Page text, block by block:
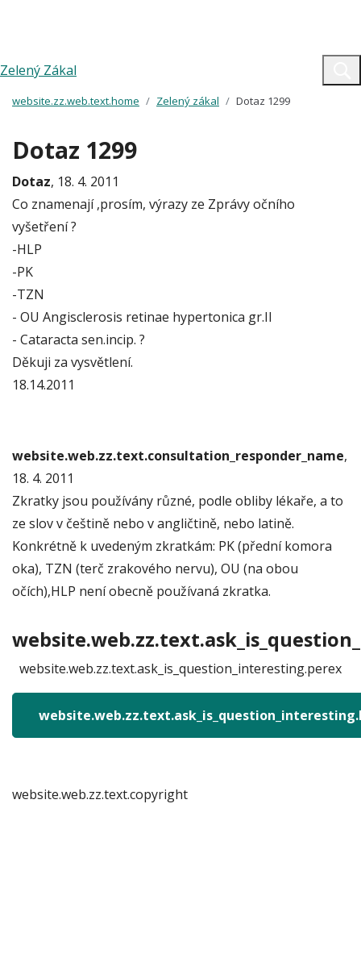
Zelený Zákal
website.zz.web.text.home Zelený zákal Dotaz 1299
Dotaz 1299
Dotaz, 18. 4. 2011
Co znamenají ,prosím, výrazy ze Zprávy očního
vyšetření ?
-HLP
-PK
-TZN
- OU Angisclerosis retinae hypertonica gr.II
- Cataracta sen.incip. ?
Děkuji za vysvětlení.
18.14.2011
website.web.zz.text.consultation_responder_name,
18. 4. 2011
Zkratky jsou používány různé, podle obliby lékaře, a to
ze slov v češtině nebo v angličtině, nebo latině.
Konkrétně k uvedeným zkratkám: PK (přední komora
oka), TZN (terč zrakového nervu), OU (na obou
očích),HLP není obecně používaná zkratka.
website.web.zz.text.ask_is_question_interesting.perex
website.web.zz.text.copyright